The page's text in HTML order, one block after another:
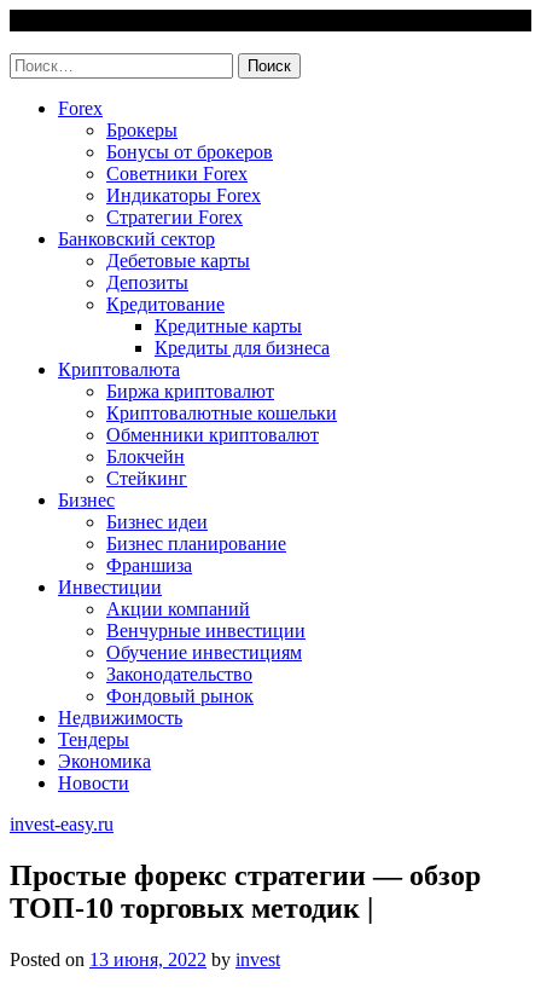
content
Найти:
Forex
Брокеры
Бонусы от брокеров
Советники Forex
Индикаторы Forex
Стратегии Forex
Банковский сектор
Дебетовые карты
Депозиты
Кредитование
Кредитные карты
Кредиты для бизнеса
Криптовалюта
Биржа криптовалют
Криптовалютные кошельки
Обменники криптовалют
Блокчейн
Стейкинг
Бизнес
Бизнес идеи
Бизнес планирование
Франшиза
Инвестиции
Акции компаний
Венчурные инвестиции
Обучение инвестициям
Законодательство
Фондовый рынок
Недвижимость
Тендеры
Экономика
Новости
invest-easy.ru
Простые форекс стратегии — обзор
ТОП-10 торговых методик |
Posted on 13 июня, 2022 by invest